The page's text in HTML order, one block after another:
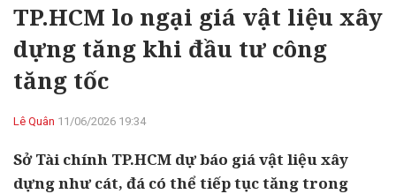
TP.HCM lo ngại giá vật liệu xây
dựng tăng khi đầu tư công
tăng tốc
Lê Quân 11/06/2026 19:34
Sở Tài chính TP.HCM dự báo giá vật liệu xây
dựng như cát, đá có thể tiếp tục tăng trong